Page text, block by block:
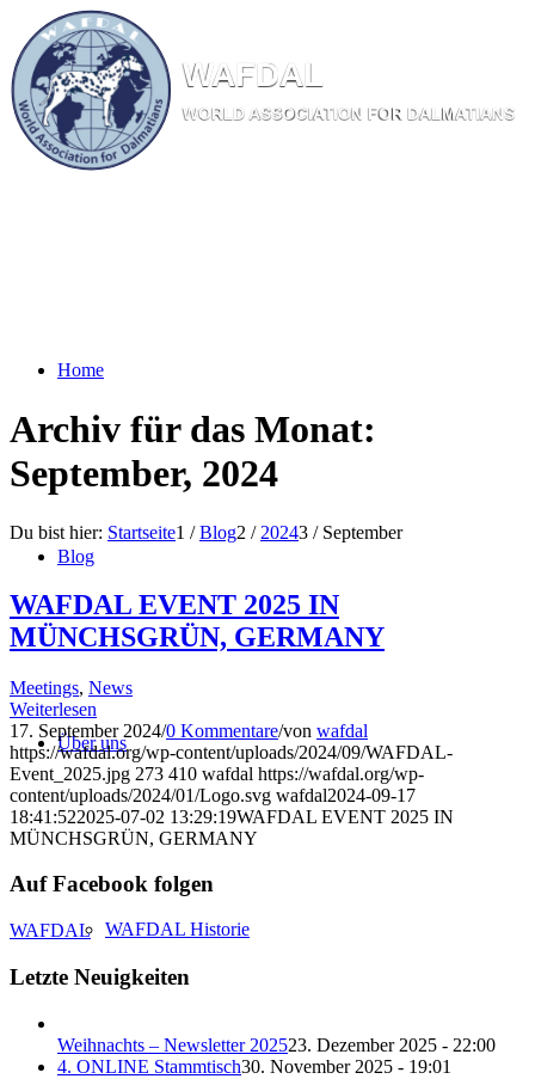
W AFDAL
WORL D ASSOC IATIONFORDALM ATIANS
Home
Blog
Über uns
WAFDAL Historie
Archiv für das Monat:
September, 2024
Du bist hier: Startseite1 / Blog2 / 20243 / September
WAFDAL EVENT 2025 IN
MÜNCHSGRÜN, GERMANY
Meetings, News
Weiterlesen
17. September 2024/0 Kommentare/von wafdal
https://wafdal.org/wp-content/uploads/2024/09/WAFDAL-
Event_2025.jpg 273 410 wafdal https://wafdal.org/wp-
content/uploads/2024/01/Logo.svg wafdal2024-09-17
18:41:522025-07-02 13:29:19WAFDAL EVENT 2025 IN
MÜNCHSGRÜN, GERMANY
Auf Facebook folgen
WAFDAL
Letzte Neuigkeiten
Weihnachts – Newsletter 202523. Dezember 2025 - 22:00
4. ONLINE Stammtisch30. November 2025 - 19:01